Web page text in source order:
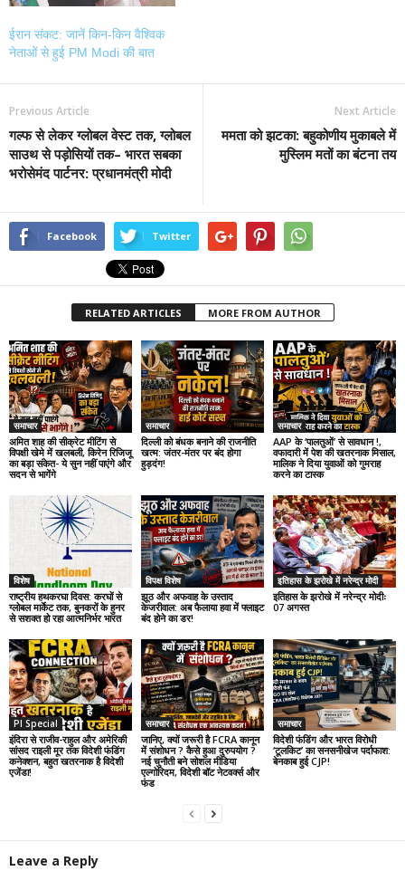
ईरान संकट: जानें किन-किन वैश्विक
नेताओं से हुई PM Modi की बात
Previous Article
गल्फ से लेकर ग्लोबल वेस्ट तक, ग्लोबल
साउथ से पड़ोसियों तक– भारत सबका
भरोसेमंद पार्टनर: प्रधानमंत्री मोदी
Next Article
ममता को झटका: बहुकोणीय मुकाबले में
मुस्लिम मतों का बंटना तय
Facebook Twitter
RELATED ARTICLES MORE FROM AUTHOR
समाचार
अमित शाह की सीक्रेट मीटिंग से
विपक्षी खेमे में खलबली, किरेन रिजिजू
का बड़ा संकेत- ये सुन नहीं पाएंगे और
सदन से भागेंगे
समाचार
दिल्ली को बंधक बनाने की राजनीति
खत्म: जंतर-मंतर पर बंद होगा
हुड़दंग!
समाचार
AAP के ‘पालतुओं’ से सावधान !,
वफादारी में पेश की खतरनाक मिसाल,
मालिक ने दिया युवाओं को गुमराह
करने का टास्क
विशेष
राष्ट्रीय हथकरघा दिवस: करघों से
ग्लोबल मार्केट तक, बुनकरों के हुनर
से सशक्त हो रहा आत्मनिर्भर भारत
विपक्ष विशेष
झूठ और अफवाह के उस्ताद
केजरीवाल: अब फैलाया हवा में फ्लाइट
बंद होने का डर!
इतिहास के झरोखे में नरेन्द्र मोदी
इतिहास के झरोखे में नरेन्द्र मोदीः
07 अगस्त
PI Special
इंदिरा से राजीव-राहुल और अमेरिकी
सांसद राइली मूर तक विदेशी फंडिंग
कनेक्शन, बहुत खतरनाक है विदेशी
एजेंडा!
समाचार
जानिए, क्यों जरूरी है FCRA कानून
में संशोधन ? कैसे हुआ दुरुपयोग ?
नई चुनौती बने सोशल मीडिया
एल्गोरिदम, विदेशी बॉट नेटवर्क्स और
फंड
समाचार
विदेशी फंडिंग और भारत विरोधी
‘टूलकिट’ का सनसनीखेज पर्दाफाश:
बेनकाब हुई CJP!
Leave a Reply